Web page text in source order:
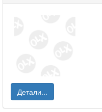
Детали...